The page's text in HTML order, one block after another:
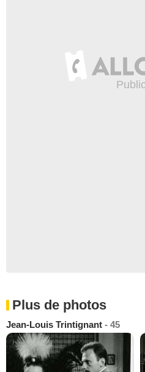
Plus de photos
Jean-Louis Trintignant - 45